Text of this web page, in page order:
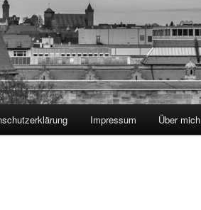
Impressum Über mich